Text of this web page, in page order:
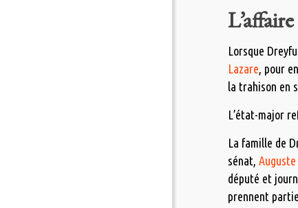
Lorsque
Lazare , pour
la trahison en
L’état-major
La famille de
sénat,
député et
prennent